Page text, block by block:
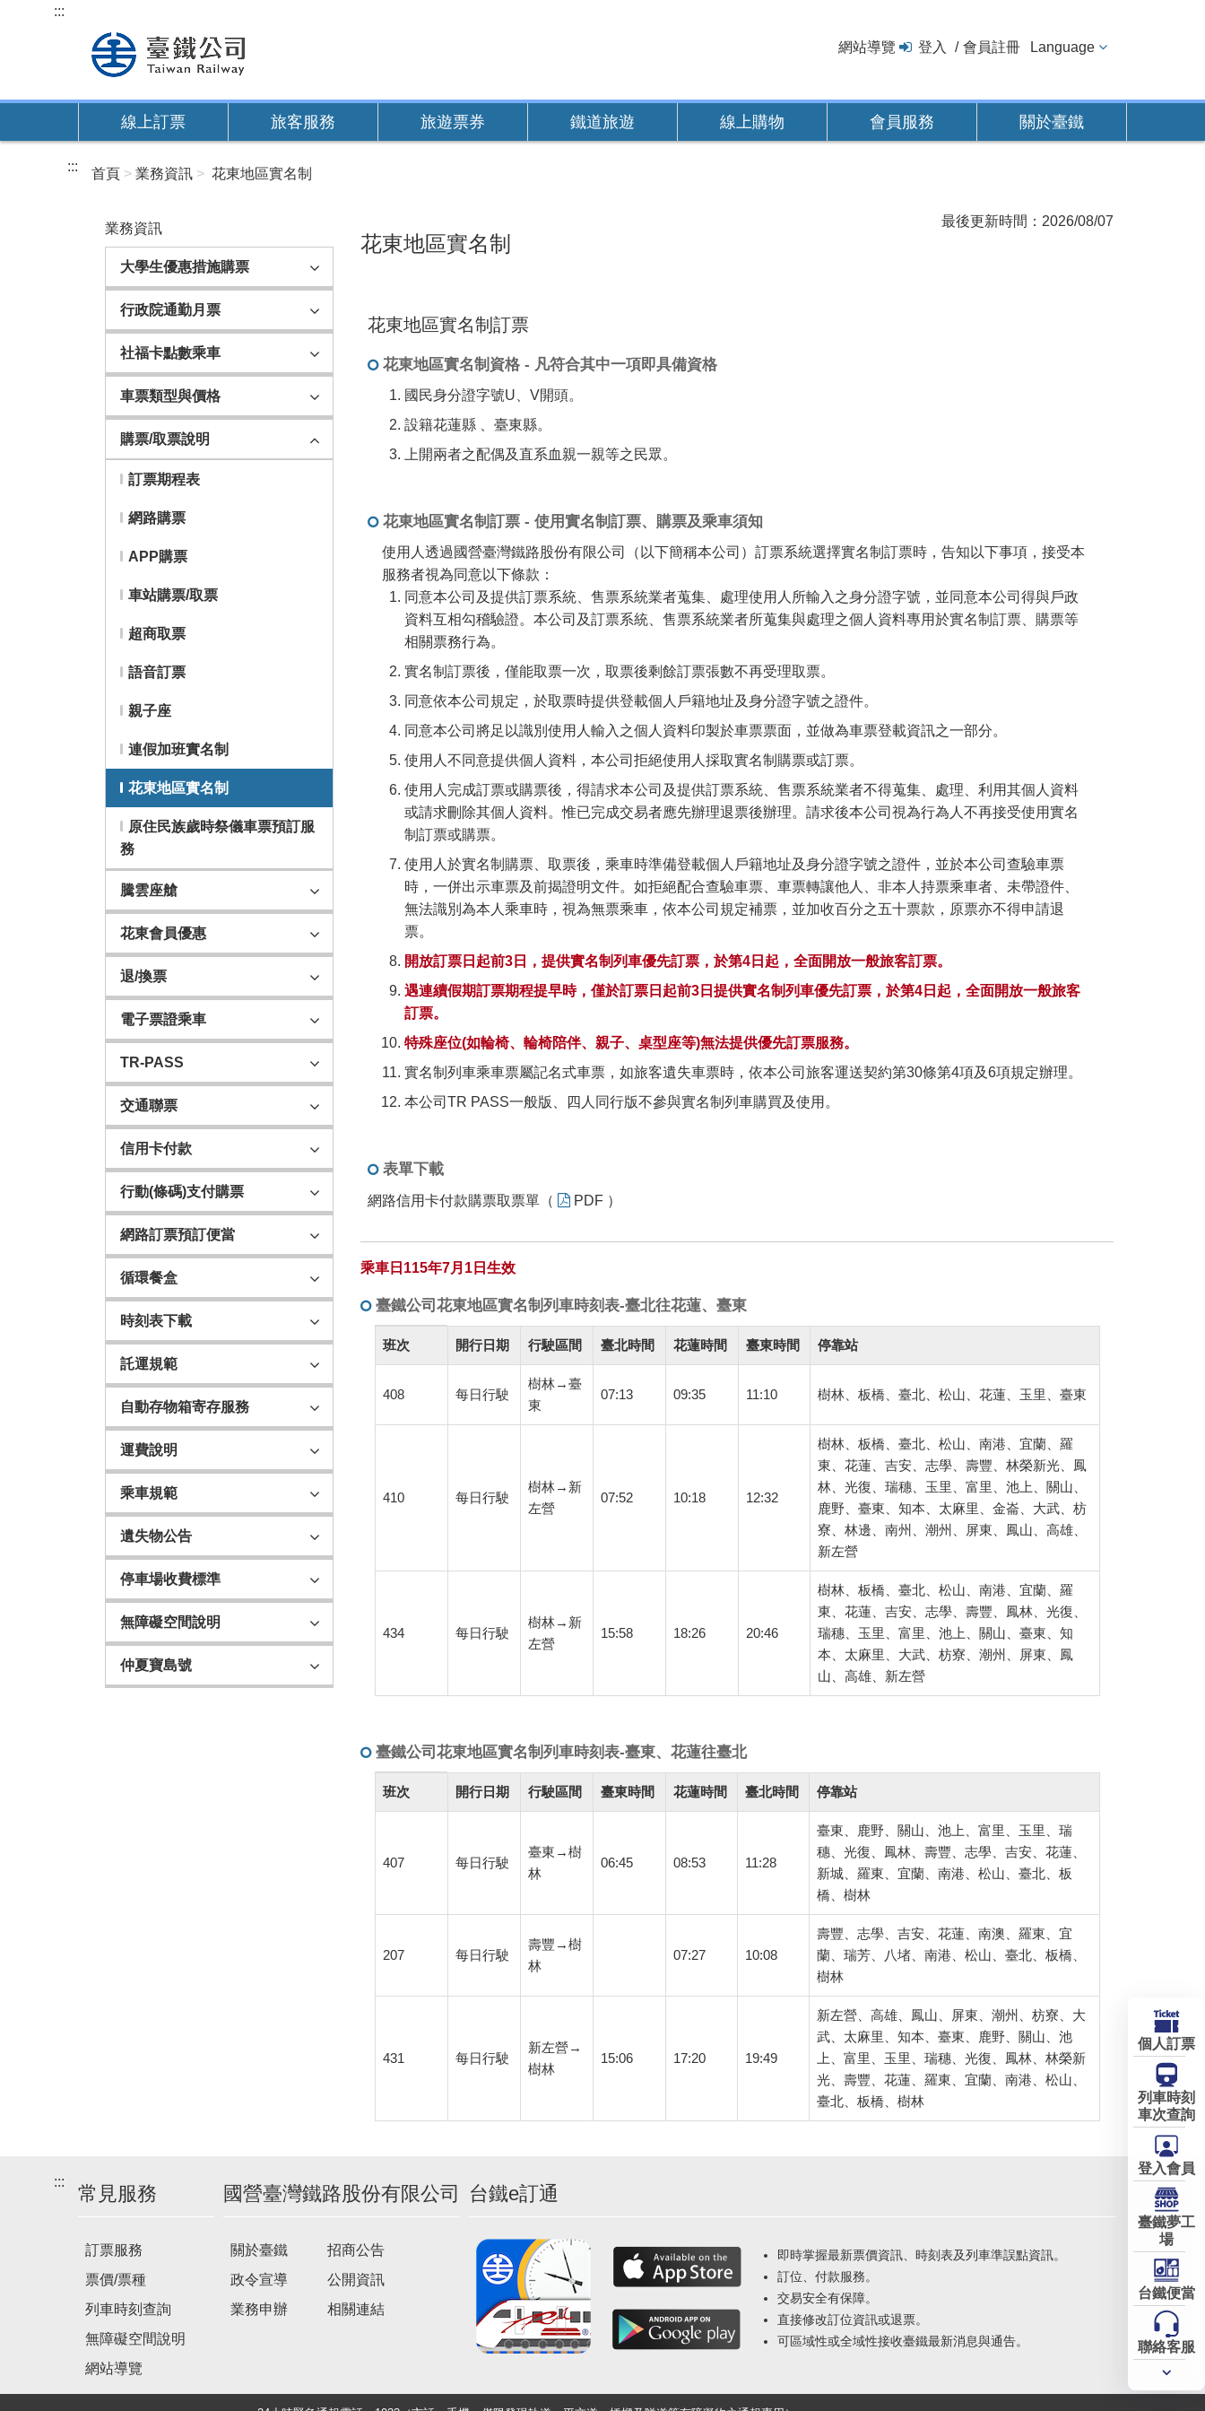
內
:::
網站導覽 登入 會員註冊 Language
線上訂票 旅客服務 旅遊票券 鐵道旅遊 線上購物 會員服務 關於臺鐵
::: 首頁 業務資訊 花東地區實名制
業務資訊
大學生優惠措施購票
行政院通勤月票
社福卡點數乘車
車票類型與價格
購票/取票說明
訂票期程表
網路購票
APP購票
車站購票/取票
超商取票
語音訂票
親子座
連假加班實名制
花東地區實名制
原住民族歲時祭儀車票預訂服
務
騰雲座艙
花東會員優惠
退/換票
電子票證乘車
TR-PASS
交通聯票
信用卡付款
行動(條碼)支付購票
網路訂票預訂便當
循環餐盒
時刻表下載
託運規範
自動存物箱寄存服務
運費說明
乘車規範
遺失物公告
停車場收費標準
無障礙空間說明
仲夏寶島號
花東地區實名制
最後更新時間：2026/08/07
花東地區實名制訂票
花東地區實名制資格 - 凡符合其中一項即具備資格
國民身分證字號U、V開頭。
設籍花蓮縣 、臺東縣。
上開兩者之配偶及直系血親一親等之民眾。
花東地區實名制訂票 - 使用實名制訂票、購票及乘車須知
使用人透過國營臺灣鐵路股份有限公司（以下簡稱本公司）訂票系統選擇實名制訂票時，告知以下事項，接受本
服務者視為同意以下條款：
同意本公司及提供訂票系統、售票系統業者蒐集、處理使用人所輸入之身分證字號，並同意本公司得與戶政
資料互相勾稽驗證。本公司及訂票系統、售票系統業者所蒐集與處理之個人資料專用於實名制訂票、購票等
相關票務行為。
實名制訂票後，僅能取票一次，取票後剩餘訂票張數不再受理取票。
同意依本公司規定，於取票時提供登載個人戶籍地址及身分證字號之證件。
同意本公司將足以識別使用人輸入之個人資料印製於車票票面，並做為車票登載資訊之一部分。
使用人不同意提供個人資料，本公司拒絕使用人採取實名制購票或訂票。
使用人完成訂票或購票後，得請求本公司及提供訂票系統、售票系統業者不得蒐集、處理、利用其個人資料
或請求刪除其個人資料。惟已完成交易者應先辦理退票後辦理。請求後本公司視為行為人不再接受使用實名
制訂票或購票。
使用人於實名制購票、取票後，乘車時準備登載個人戶籍地址及身分證字號之證件，並於本公司查驗車票
時，一併出示車票及前揭證明文件。如拒絕配合查驗車票、車票轉讓他人、非本人持票乘車者、未帶證件、
無法識別為本人乘車時，視為無票乘車，依本公司規定補票，並加收百分之五十票款，原票亦不得申請退
票。
開放訂票日起前3日，提供實名制列車優先訂票，於第4日起，全面開放一般旅客訂票。
遇連續假期訂票期程提早時，僅於訂票日起前3日提供實名制列車優先訂票，於第4日起，全面開放一般旅客
訂票。
特殊座位(如輪椅、輪椅陪伴、親子、桌型座等)無法提供優先訂票服務。
實名制列車乘車票屬記名式車票，如旅客遺失車票時，依本公司旅客運送契約第30條第4項及6項規定辦理。
本公司TR PASS一般版、四人同行版不參與實名制列車購買及使用。
表單下載
網路信用卡付款購票取票單（ PDF ）
乘車日115年7月1日生效
臺鐵公司花東地區實名制列車時刻表-臺北往花蓮、臺東
鐵
司
花
實
列
刻
北
花
臺
東)
班次 開行日期 行駛區間 臺北時間 花蓮時間 臺東時間 停靠站
408 每日行駛
樹林→臺
東
07:13 09:35 11:10 樹林、板橋、臺北、松山、花蓮、玉里、臺東
410 每日行駛
樹林→新
左營
07:52 10:18 12:32
樹林、板橋、臺北、松山、南港、宜蘭、羅
東、花蓮、吉安、志學、壽豐、林榮新光、鳳
林、光復、瑞穗、玉里、富里、池上、關山、
鹿野、臺東、知本、太麻里、金崙、大武、枋
寮、林邊、南州、潮州、屏東、鳳山、高雄、
新左營
434 每日行駛
樹林→新
左營
15:58 18:26 20:46
樹林、板橋、臺北、松山、南港、宜蘭、羅
東、花蓮、吉安、志學、壽豐、鳳林、光復、
瑞穗、玉里、富里、池上、關山、臺東、知
本、太麻里、大武、枋寮、潮州、屏東、鳳
山、高雄、新左營
臺鐵公司花東地區實名制列車時刻表-臺東、花蓮往臺北
鐵
花
地
實
制
時
(臺
蓮
北)
班次 開行日期 行駛區間 臺東時間 花蓮時間 臺北時間 停靠站
407 每日行駛
臺東→樹
林
06:45 08:53 11:28
臺東、鹿野、關山、池上、富里、玉里、瑞
穗、光復、鳳林、壽豐、志學、吉安、花蓮、
新城、羅東、宜蘭、南港、松山、臺北、板
橋、樹林
207 每日行駛
壽豐→樹
林
07:27 10:08
壽豐、志學、吉安、花蓮、南澳、羅東、宜
蘭、瑞芳、八堵、南港、松山、臺北、板橋、
樹林
431 每日行駛
新左營→
樹林
15:06 17:20 19:49
新左營、高雄、鳳山、屏東、潮州、枋寮、大
武、太麻里、知本、臺東、鹿野、關山、池
上、富里、玉里、瑞穗、光復、鳳林、林榮新
光、壽豐、花蓮、羅東、宜蘭、南港、松山、
臺北、板橋、樹林
:::
常見服務
訂票服務
票價/票種
列車時刻查詢
無障礙空間說明
網站導覽
國營臺灣鐵路股份有限公司
關於臺鐵
政令宣導
業務申辦
招商公告
公開資訊
相關連結
台鐵e訂通
即時掌握最新票價資訊、時刻表及列車準誤點資訊。
訂位、付款服務。
交易安全有保障。
直接修改訂位資訊或退票。
可區域性或全域性接收臺鐵最新消息與通告。
個人訂票
列車時刻
車次查詢
登入會員
臺鐵夢工
場
台鐵便當
聯絡客服
常用